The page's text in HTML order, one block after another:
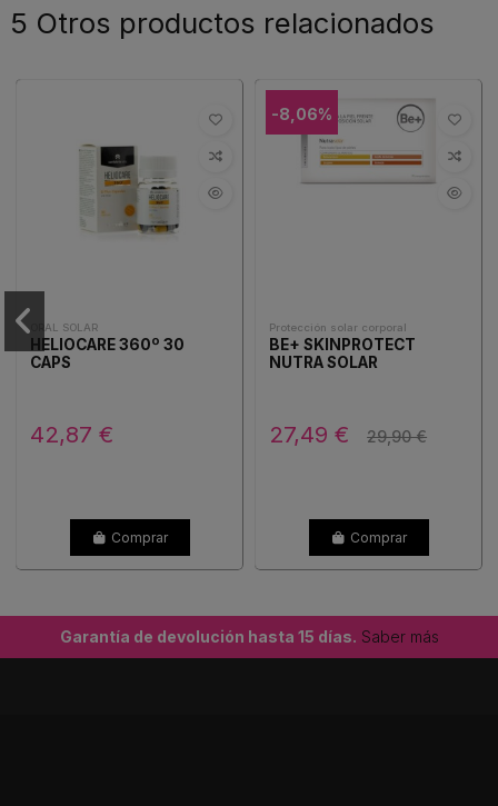
5 Otros productos relacionados
ORAL SOLAR
HELIOCARE 360º 30
CAPS
42,87 €
Comprar
-8,06%
Protección solar corporal
BE+ SKINPROTECT
NUTRA SOLAR
27,49 € 29,90 €
Comprar
Garantía de devolución hasta 15 días. Saber más